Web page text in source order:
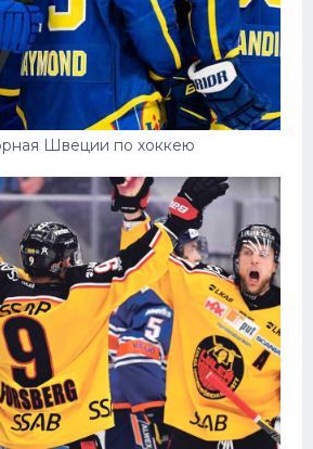
Швеции по хоккею